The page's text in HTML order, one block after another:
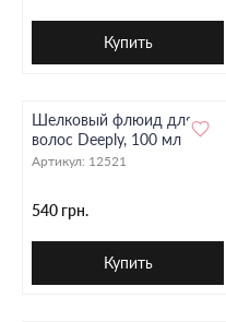
Купить
Шелковый флюид для
волос Deeply, 100 мл
Артикул: 12521
540 грн.
Купить